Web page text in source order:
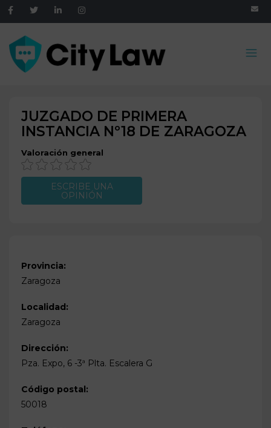
JUZGADO DE PRIMERA
INSTANCIA Nº18 DE ZARAGOZA
Valoración general
ESCRIBE UNA
OPINIÓN
Provincia:
Zaragoza
Localidad:
Zaragoza
Dirección:
Pza. Expo, 6 -3ª Plta. Escalera G
Código postal:
50018